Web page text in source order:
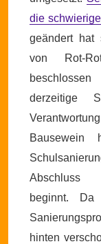
die
geändert hat
von Rot-
derzeitige
Bausewein
Abschluss
beginnt.
hinten